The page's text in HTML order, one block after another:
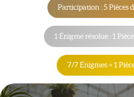
Participation : 5 Pièces
1 Énigme résolue : 1
7/7 Énigmes = 1